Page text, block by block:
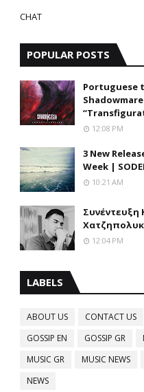
CHAT
POPULAR POSTS
Portuguese
12:08 PM
3 New
Week |
10:21 AM
Συνέντευξη
12:04 PM
LABELS
ABOUT US CONTACT US
GOSSIP EN
GOSSIP GR
MUSIC GR
MUSIC NEWS
NEWS